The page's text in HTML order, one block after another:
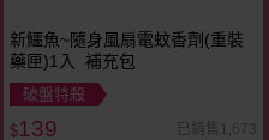
新鱷魚~隨身風扇電蚊香劑(重裝
藥匣)1入 補充包
破盤特殺
$139 已銷售1,673